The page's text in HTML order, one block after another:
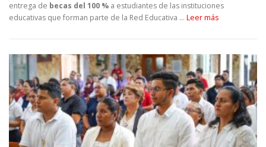
entrega de becas del 100 % a estudiantes de las instituciones
educativas que forman parte de la Red Educativa … Leer más